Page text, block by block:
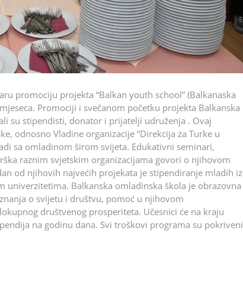
promociju projekta “Balkan youth school” (Balkanaska
Promociji i svečanom početku projekta Balkanska
su stipendisti, donator i prijatelji udruženja . Ovaj
odnosno Vladine organizacije “Direkcija za Turke u
sa omladinom širom svijeta. Edukativni seminari,
raznim svjetskim organizacijama govori o njihovom
od njihovih najvećih projekata je stipendiranje mladih iz
Balkanska omladinska škola je obrazovna
o svijetu i društvu, pomoć u njihovom
društvenog prosperiteta. Učesnici će na kraju
na godinu dana. Svi troškovi programa su pokriveni